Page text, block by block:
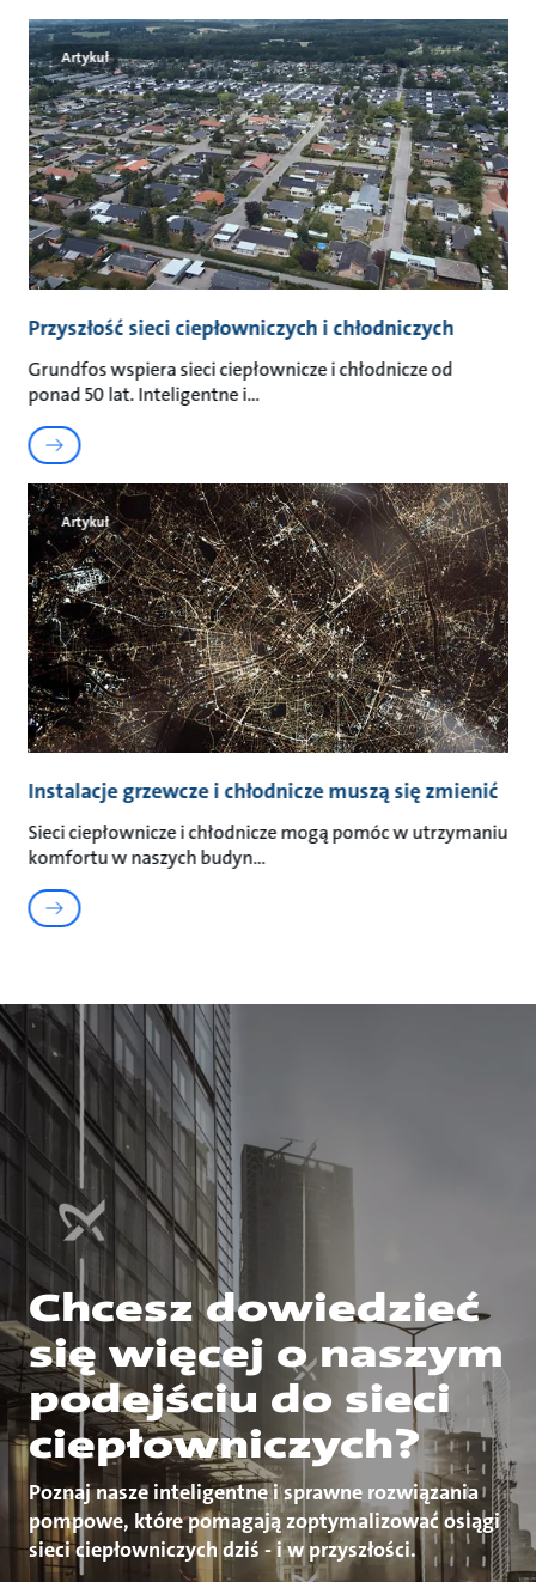
Artykuł
Przyszłość sieci ciepłowniczych i chłodniczych
Grundfos wspiera sieci ciepłownicze i chłodnicze od
ponad 50 lat. Inteligentne i
Artykuł
Instalacje grzewcze i chłodnicze muszą się zmienić
Sieci ciepłownicze i chłodnicze mogą pomóc w utrzymaniu
komfortu w naszych budyn
Chcesz dowiedzieć
się więcej o naszym
podejściu do sieci
ciepłowniczych?
Poznaj nasze inteligentne i sprawne rozwiązania
pompowe, które pomagają zoptymalizować osiągi
sieci ciepłowniczych dziś - i w przyszłości.